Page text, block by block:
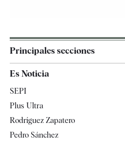
Principales secciones
España
Televisión
Es Noticia
SEPI
Plus Ultra
Rodríguez Zapatero
Pedro Sánchez